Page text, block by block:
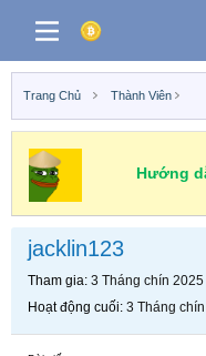
Trang Chủ Thành Viên
Hướng
jacklin123
Tham gia 3 Tháng chín 2025
Hoạt động cuối 3 Tháng